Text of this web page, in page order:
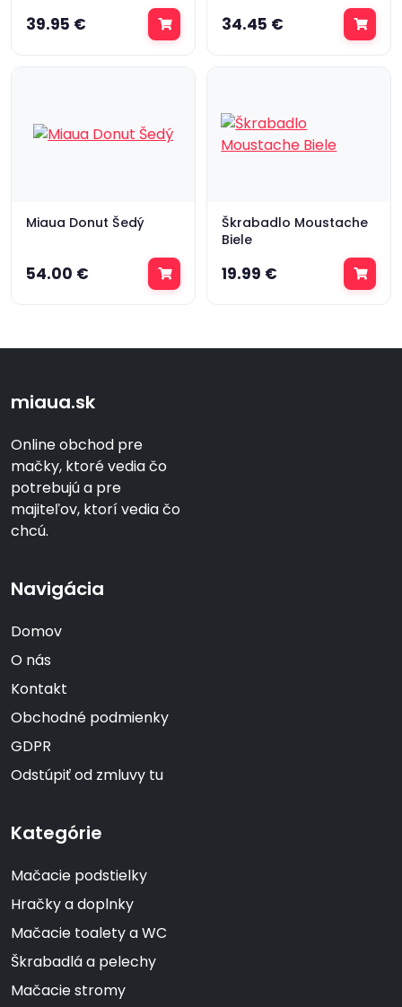
39.95 € 34.45 €
Miaua Donut Šedý
54.00 €
Škrabadlo Moustache
Biele
19.99 €
miaua.sk
Online obchod pre
mačky, ktoré vedia čo
potrebujú a pre
majiteľov, ktorí vedia čo
chcú.
Navigácia
Domov
O nás
Kontakt
Obchodné podmienky
GDPR
Odstúpiť od zmluvy tu
Kategórie
Mačacie podstielky
Hračky a doplnky
Mačacie toalety a WC
Škrabadlá a pelechy
Mačacie stromy